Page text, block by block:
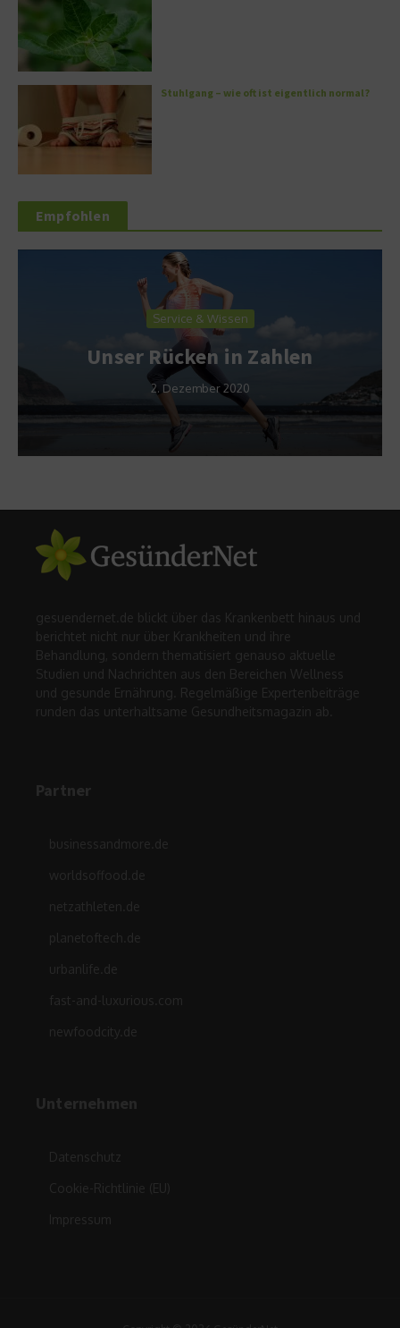
Stuhlgang – wie oft ist eigentlich normal?
Empfohlen
Service & Wissen
Unser Rücken in Zahlen
2. Dezember 2020
gesuendernet.de blickt über das Krankenbett hinaus und
berichtet nicht nur über Krankheiten und ihre
Behandlung, sondern thematisiert genauso aktuelle
Studien und Nachrichten aus den Bereichen Wellness
und gesunde Ernährung. Regelmäßige Expertenbeiträge
runden das unterhaltsame Gesundheitsmagazin ab.
Partner
businessandmore.de
worldsoffood.de
netzathleten.de
planetoftech.de
urbanlife.de
fast-and-luxurious.com
newfoodcity.de
Unternehmen
Datenschutz
Cookie-Richtlinie (EU)
Impressum